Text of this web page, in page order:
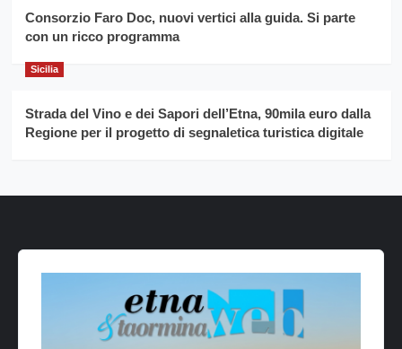
Consorzio Faro Doc, nuovi vertici alla guida. Si parte
con un ricco programma
Sicilia
Strada del Vino e dei Sapori dell’Etna, 90mila euro dalla
Regione per il progetto di segnaletica turistica digitale